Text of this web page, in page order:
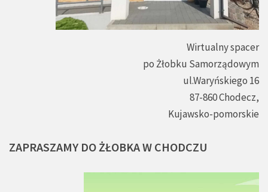
Wirtualny spacer
po Żłobku Samorządowym
ul.Waryńskiego 16
87-860 Chodecz,
Kujawsko-pomorskie
ZAPRASZAMY DO ŻŁOBKAW CHODCZU